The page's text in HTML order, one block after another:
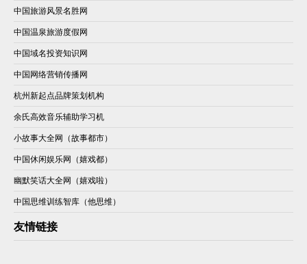
中国旅游风景名胜网
中国温泉旅游度假网
中国域名投资知识网
中国网络营销传播网
杭州新起点品牌策划机构
余氏高效音乐辅助学习机
小故事大全网（故事都市）
中国休闲娱乐网（嬉戏都）
幽默笑话大全网（嬉戏啦）
中国思维训练智库（他思维）
友情链接